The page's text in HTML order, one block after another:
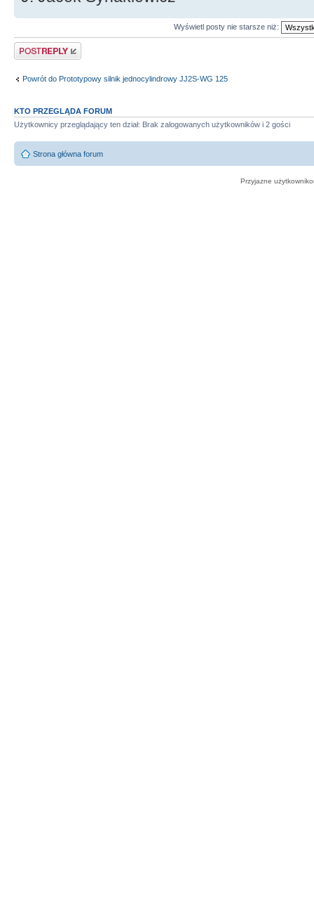
Wyświetl posty nie starsze niż:
Odpowiedz
Powrót do Prototypowy silnik jednocylindrowy JJ2S-WG 125
KTO PRZEGLĄDA FORUM
Użytkownicy przeglądający ten dział: Brak zalogowanych użytkowników i 2 gości
Strona główna forum
Przyjazne